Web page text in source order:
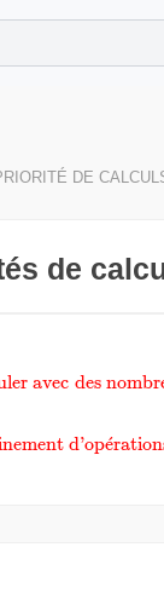
les maths cet
avec des
DE
de
avec des
d’ope
ˊ